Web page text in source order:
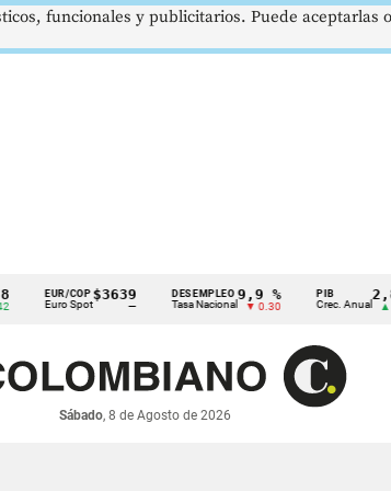
EUR/COP
Euro Spot
$3639
—
DESEMPLEO
Tasa Nacional
9,9 %
▼ 0.30
PIB
Crec. Anual
2,8 %
▲ 0.10
Sábado, 8 de Agosto de 2026
funcionales y publicitarios. Puede aceptarlas